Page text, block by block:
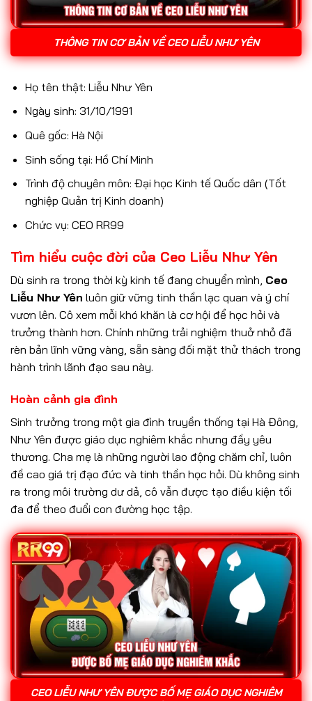
THÔNG TIN CƠ BẢN VỀ CEO LIỄU NHƯ YÊN
Họ tên thật: Liễu Như Yên
Ngày sinh: 31/10/1991
Quê gốc: Hà Nội
Sinh sống tại: Hồ Chí Minh
Trình độ chuyên môn: Đại học Kinh tế Quốc dân (Tốt
nghiệp Quản trị Kinh doanh)
Chức vụ: CEO RR99
Tìm hiểu cuộc đời của Ceo Liễu Như Yên
Dù sinh ra trong thời kỳ kinh tế đang chuyển mình, Ceo
Liễu Như Yên luôn giữ vững tinh thần lạc quan và ý chí
vươn lên. Cô xem mỗi khó khăn là cơ hội để học hỏi và
trưởng thành hơn. Chính những trải nghiệm thuở nhỏ đã
rèn bản lĩnh vững vàng, sẵn sàng đối mặt thử thách trong
hành trình lãnh đạo sau này.
Hoàn cảnh gia đình
Sinh trưởng trong một gia đình truyền thống tại Hà Đông,
Như Yên được giáo dục nghiêm khắc nhưng đầy yêu
thương. Cha mẹ là những người lao động chăm chỉ, luôn
đề cao giá trị đạo đức và tinh thần học hỏi. Dù không sinh
ra trong môi trường dư dả, cô vẫn được tạo điều kiện tối
đa để theo đuổi con đường học tập.
CEO LIỄU NHƯ YÊN ĐƯỢC BỐ MẸ GIÁO DỤC NGHIÊM